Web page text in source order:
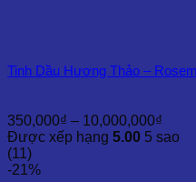
Tinh Dầu Hương Thảo –
350,000₫ – 10,000,000₫
giá:
Được xếp hạng 5.00 5 sao
(11)
-21%